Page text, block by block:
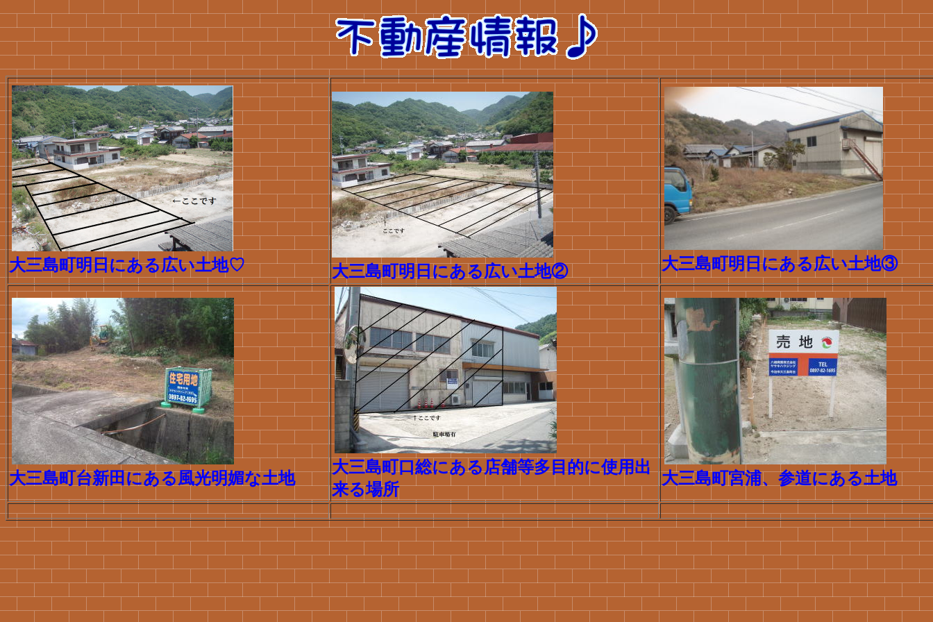
大三島町明日にある広い土地♡ 大三島町明日にある広い土地② 大三島町明日にある広い土地③
大三島町台新田にある風光明媚な土地
大三島町口総にある店舗等多目的に使用出
来る場所
大三島町宮浦、参道にある土地